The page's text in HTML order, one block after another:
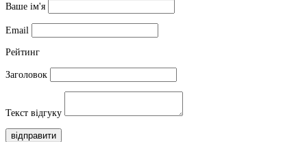
Ваше ім'я
Email
Рейтинг
Заголовок
Текст відгуку
відправити